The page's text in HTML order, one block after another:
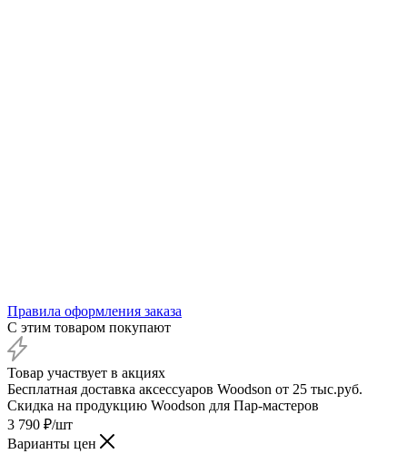
Правила оформления заказа
С этим товаром покупают
Товар участвует в акциях
Бесплатная доставка аксессуаров Woodson от 25 тыс.руб.
Скидка на продукцию Woodson для Пар-мастеров
3 790 ₽/шт
Варианты цен